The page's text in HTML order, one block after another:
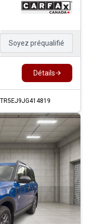
Soyez préqualifié
Détails